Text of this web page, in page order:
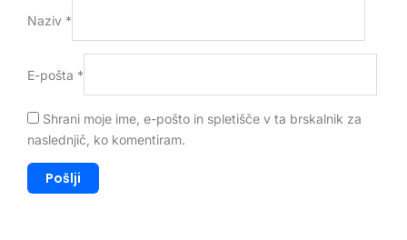
Naziv *
E-pošta *
Shrani moje ime, e-pošto in spletišče v ta brskalnik za
naslednjič, ko komentiram.